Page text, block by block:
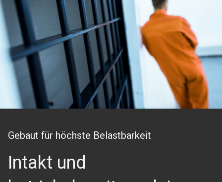
Gebaut für höchste Belastbarkeit
Intakt und